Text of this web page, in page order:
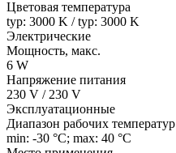
Цветовая температура
typ: 3000 K / typ: 3000 K
Электрические
Мощность, макс.
6 W
Напряжение питания
230 V / 230 V
Эксплуатационные
Диапазон рабочих температур
min: -30 °C; max: 40 °C